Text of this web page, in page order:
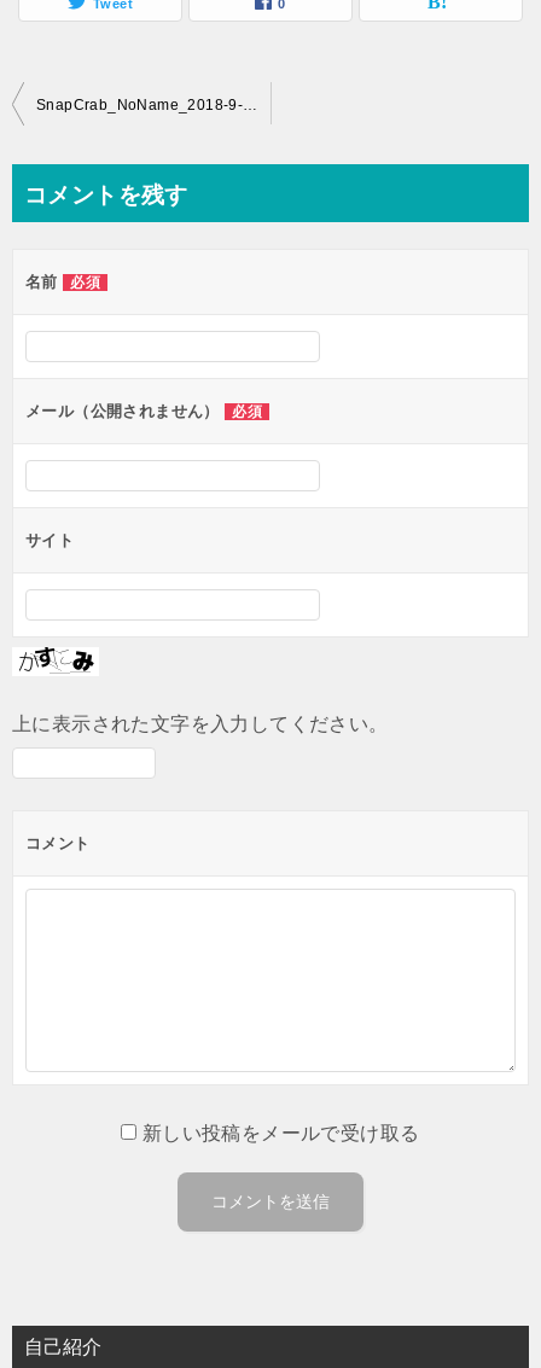
Tweet 0
投
ビ
ー
シ
ン
SnapCrab_NoName_2018-9-5_0-0-56_No-00
コメントを残す
名前 必須
メール（公開されません） 必須
サイト
上に表示された文字を入力してください。
コメント
新しい投稿をメールで受け取る
自己紹介